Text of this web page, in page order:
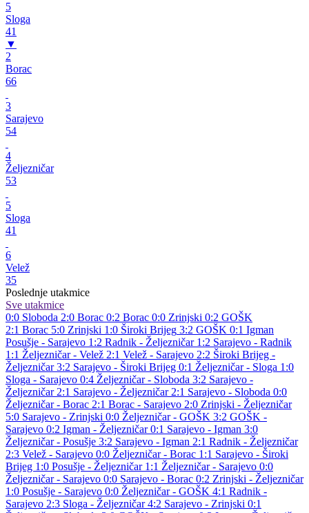
5
Sloga
41
▼
2
Borac
66
3
Sarajevo
54
4
Željezničar
53
5
Sloga
41
6
Velež
35
Poslednje utakmice
Sve utakmice
0:0 Sloboda 2:0 Borac 0:2 Borac 0:0 Zrinjski 0:2 GOŠK
2:1 Borac 5:0 Zrinjski 1:0 Široki Brijeg 3:2 GOŠK 0:1 Igman
Posušje - Sarajevo 1:2 Radnik - Željezničar 1:2 Sarajevo - Radnik
1:1 Željezničar - Velež 2:1 Velež - Sarajevo 2:2 Široki Brijeg -
Željezničar 3:2 Sarajevo - Široki Brijeg 0:1 Željezničar - Sloga 1:0
Sloga - Sarajevo 0:4 Željezničar - Sloboda 3:2 Sarajevo -
Željezničar 2:1 Sarajevo - Željezničar 2:1 Sarajevo - Sloboda 0:0
Željezničar - Borac 2:1 Borac - Sarajevo 2:0 Zrinjski - Željezničar
5:0 Sarajevo - Zrinjski 0:0 Željezničar - GOŠK 3:2 GOŠK -
Sarajevo 0:2 Igman - Željezničar 0:1 Sarajevo - Igman 3:0
Željezničar - Posušje 3:2 Sarajevo - Igman 2:1 Radnik - Željezničar
2:3 Velež - Sarajevo 0:0 Željezničar - Borac 1:1 Sarajevo - Široki
Brijeg 1:0 Posušje - Željezničar 1:1 Željezničar - Sarajevo 0:0
Željezničar - Sarajevo 0:0 Sarajevo - Borac 0:2 Zrinjski - Željezničar
1:0 Posušje - Sarajevo 0:0 Željezničar - GOŠK 4:1 Radnik -
Sarajevo 2:3 Sloga - Željezničar 4:2 Sarajevo - Zrinjski 0:1